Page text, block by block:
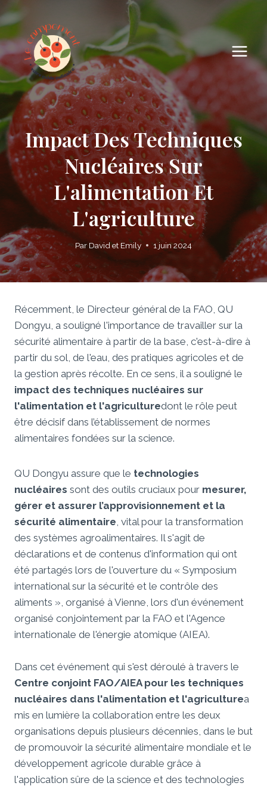
to
content
Impact Des Techniques
Nucléaires Sur
L'alimentation Et
L'agriculture
Par David et Emily 1 juin 2024
Récemment, le Directeur général de la FAO, QU
Dongyu, a souligné l'importance de travailler sur la
sécurité alimentaire à partir de la base, c'est-à-dire à
partir du sol, de l'eau, des pratiques agricoles et de
la gestion après récolte. En ce sens, il a souligné le
impact des techniques nucléaires sur
l'alimentation et l'agriculturedont le rôle peut
être décisif dans l’établissement de normes
alimentaires fondées sur la science.
QU Dongyu assure que le technologies
nucléaires sont des outils cruciaux pour mesurer,
gérer et assurer l’approvisionnement et la
sécurité alimentaire, vital pour la transformation
des systèmes agroalimentaires. Il s'agit de
déclarations et de contenus d'information qui ont
été partagés lors de l'ouverture du « Symposium
international sur la sécurité et le contrôle des
aliments », organisé à Vienne, lors d'un événement
organisé conjointement par la FAO et l'Agence
internationale de l'énergie atomique (AIEA).
Dans cet événement qui s'est déroulé à travers le
Centre conjoint FAO/AIEA pour les techniques
nucléaires dans l'alimentation et l'agriculturea
mis en lumière la collaboration entre les deux
organisations depuis plusieurs décennies, dans le but
de promouvoir la sécurité alimentaire mondiale et le
développement agricole durable grâce à
l'application sûre de la science et des technologies